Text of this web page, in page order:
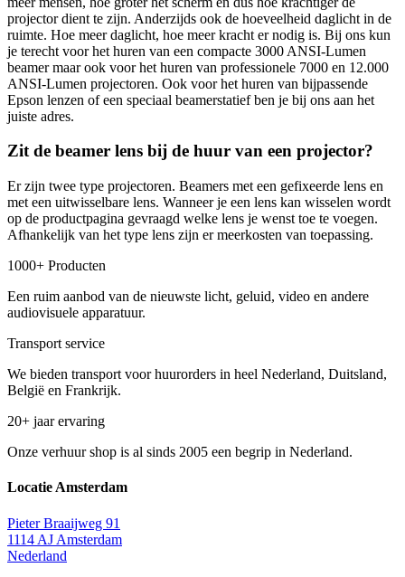
projector dient te zijn. Anderzijds ook de hoeveelheid daglicht in de
ruimte. Hoe meer daglicht, hoe meer kracht er nodig is. Bij ons kun
je terecht voor het huren van een compacte 3000 ANSI-Lumen
beamer maar ook voor het huren van professionele 7000 en 12.000
ANSI-Lumen projectoren. Ook voor het huren van bijpassende
Epson lenzen of een speciaal beamerstatief ben je bij ons aan het
juiste adres.
Zit de beamer lens bij de huur van een projector?
Er zijn twee type projectoren. Beamers met een gefixeerde lens en
met een uitwisselbare lens. Wanneer je een lens kan wisselen wordt
op de productpagina gevraagd welke lens je wenst toe te voegen.
Afhankelijk van het type lens zijn er meerkosten van toepassing.
1000+ Producten
Een ruim aanbod van de nieuwste licht, geluid, video en andere
audiovisuele apparatuur.
Transport service
We bieden transport voor huurorders in heel Nederland, Duitsland,
België en Frankrijk.
20+ jaar ervaring
Onze verhuur shop is al sinds 2005 een begrip in Nederland.
Locatie Amsterdam
Pieter Braaijweg 91
1114 AJ Amsterdam
Nederland